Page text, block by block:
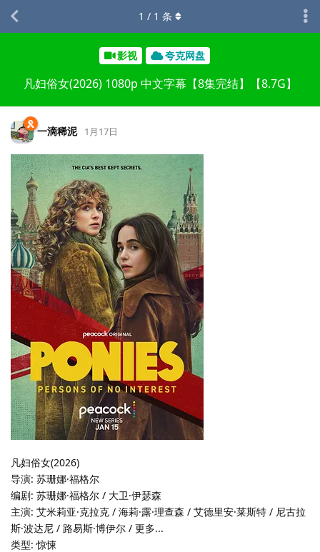
影视 夸克网盘
凡妇俗女(2026) 1080p 中文字幕【8集完结】【8.7G】
1 / 1 条
一滴稀泥 1月17日
凡妇俗女(2026)
导演: 苏珊娜·福格尔
编剧: 苏珊娜·福格尔 / 大卫·伊瑟森
主演: 艾米莉亚·克拉克 / 海莉·露·理查森 / 艾德里安·莱斯特 / 尼古拉
斯·波达尼 / 路易斯·博伊尔 / 更多...
类型: 惊悚